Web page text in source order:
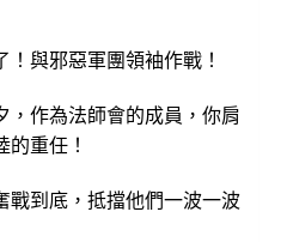
與邪惡軍團領袖作戰！
，作為法師會的成員，你肩
的重任！
戰到底，抵擋他們一波一波